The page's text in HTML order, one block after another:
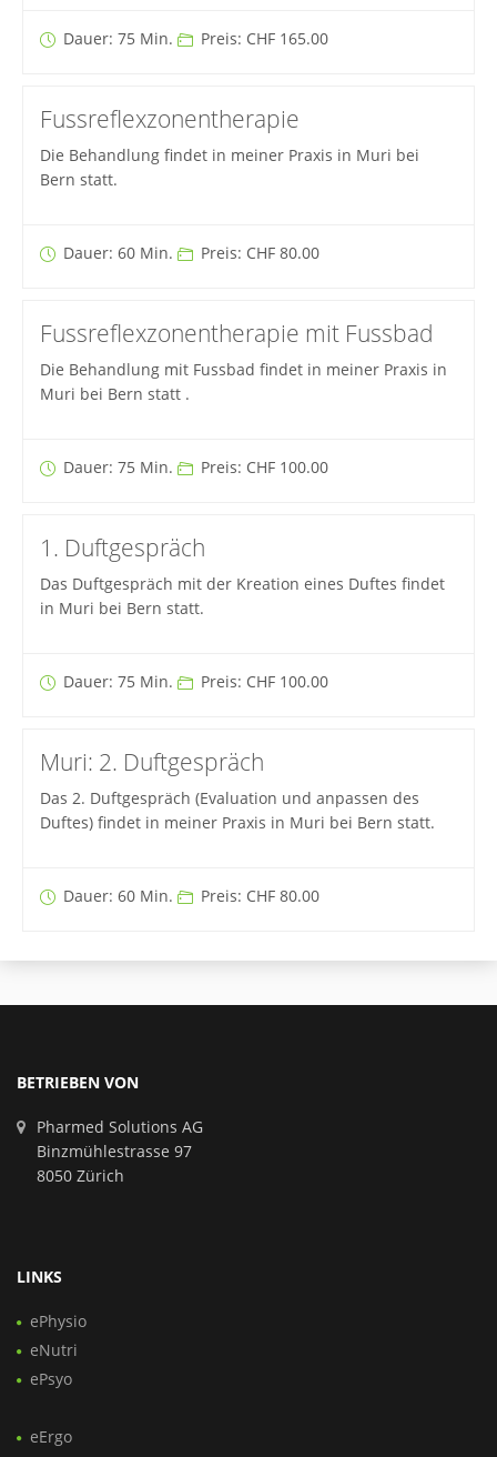
Dauer: 75 Min. Preis: CHF 165.00
Fussreflexzonentherapie
Die Behandlung findet in meiner Praxis in Muri bei
Bern statt.
Dauer: 60 Min. Preis: CHF 80.00
Fussreflexzonentherapie mit Fussbad
Die Behandlung mit Fussbad findet in meiner Praxis in
Muri bei Bern statt .
Dauer: 75 Min. Preis: CHF 100.00
1. Duftgespräch
Das Duftgespräch mit der Kreation eines Duftes findet
in Muri bei Bern statt.
Dauer: 75 Min. Preis: CHF 100.00
Muri: 2. Duftgespräch
Das 2. Duftgespräch (Evaluation und anpassen des
Duftes) findet in meiner Praxis in Muri bei Bern statt.
Dauer: 60 Min. Preis: CHF 80.00
BETRIEBEN VON
Pharmed Solutions AG
Binzmühlestrasse 97
8050 Zürich
LINKS
ePhysio
eNutri
ePsyo
eErgo